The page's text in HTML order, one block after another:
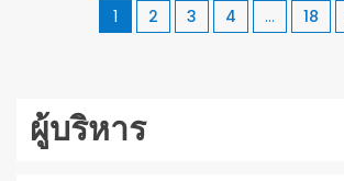
1 2 3 4 … 18
ผู้บริหาร